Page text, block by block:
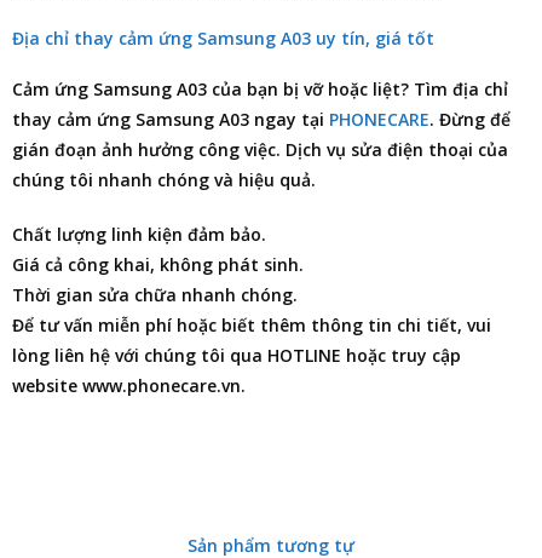
Địa chỉ thay cảm ứng Samsung A03 uy tín, giá tốt
Cảm ứng Samsung A03 của bạn bị vỡ hoặc liệt? Tìm địa chỉ
thay cảm ứng Samsung A03 ngay tại PHONECARE. Đừng để
gián đoạn ảnh hưởng công việc. Dịch vụ sửa điện thoại của
chúng tôi nhanh chóng và hiệu quả.
Chất lượng linh kiện đảm bảo.
Giá cả công khai, không phát sinh.
Thời gian sửa chữa nhanh chóng.
Để tư vấn miễn phí hoặc biết thêm thông tin chi tiết, vui
lòng liên hệ với chúng tôi qua HOTLINE hoặc truy cập
website www.phonecare.vn.
Sản phẩm tương tự